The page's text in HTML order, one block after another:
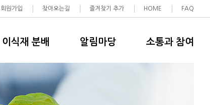
회원가입 찾아오는길 즐겨찾기 추가 HOME FAQ
이식재 분배 알림마당 소통과 참여